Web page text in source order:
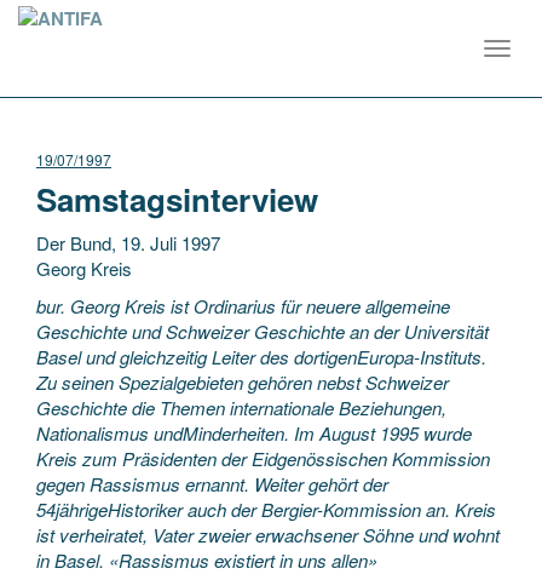
19/07/1997
Samstagsinterview
Der Bund, 19. Juli 1997
Georg Kreis
bur. Georg Kreis ist Ordinarius für neuere allgemeine
Geschichte und Schweizer Geschichte an der Universität
Basel und gleichzeitig Leiter des dortigenEuropa-Instituts.
Zu seinen Spezialgebieten gehören nebst Schweizer
Geschichte die Themen internationaleBeziehungen,
Nationalismus undMinderheiten. Im August 1995 wurde
Kreis zum Präsidenten der Eidgenössischen Kommission
gegen Rassismus ernannt. Weiter gehört der
54jährigeHistoriker auch der Bergier-Kommission an. Kreis
ist verheiratet, Vater zweier erwachsener Söhne und wohnt
in Basel. «Rassismus existiert in uns allen»